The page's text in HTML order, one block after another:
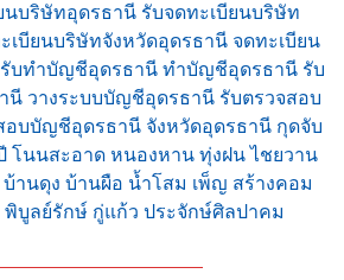
นบริษัทอุดรธานี รับจดทะเบียนบริษัท
เบียนบริษัทจังหวัดอุดรธานี จดทะเบียน
บทำบัญชีอุดรธานี ทำบัญชีอุดรธานี รับ
นี วางระบบบัญชีอุดรธานี รับตรวจสอบ
บบัญชีอุดรธานี จังหวัดอุดรธานี กุดจับ
โนนสะอาด หนองหาน ทุ่งฝน ไชยวาน
านดุง บ้านผือ น้ำโสม เพ็ญ สร้างคอม
พิบูลย์รักษ์ กู่แก้ว ประจักษ์ศิลปาคม